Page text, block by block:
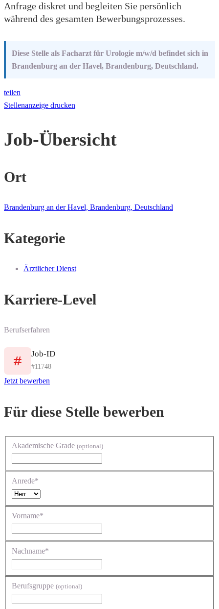
Anfrage diskret und begleiten Sie persönlich
während des gesamten Bewerbungsprozesses.
Diese Stelle als Facharzt für Urologie m/w/d befindet sich in
Brandenburg an der Havel, Brandenburg, Deutschland.
teilen
Stellenanzeige drucken
Job-Übersicht
Ort
Brandenburg an der Havel, Brandenburg, Deutschland
Kategorie
Ärztlicher Dienst
Karriere-Level
Berufserfahren
Job-ID
#11748
Jetzt bewerben
Für diese Stelle bewerben
Akademische Grade (optional)
Anrede*
Vorname*
Nachname*
Berufsgruppe (optional)